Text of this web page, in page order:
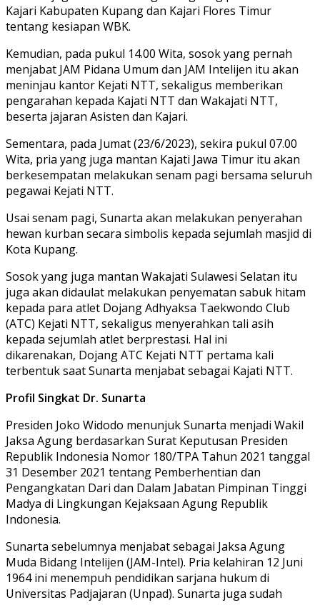
Kajari Kabupaten Kupang dan Kajari Flores Timur
tentang kesiapan WBK.
Kemudian, pada pukul 14.00 Wita, sosok yang pernah
menjabat JAM Pidana Umum dan JAM Intelijen itu akan
meninjau kantor Kejati NTT, sekaligus memberikan
pengarahan kepada Kajati NTT dan Wakajati NTT,
beserta jajaran Asisten dan Kajari.
Sementara, pada Jumat (23/6/2023), sekira pukul 07.00
Wita, pria yang juga mantan Kajati Jawa Timur itu akan
berkesempatan melakukan senam pagi bersama seluruh
pegawai Kejati NTT.
Usai senam pagi, Sunarta akan melakukan penyerahan
hewan kurban secara simbolis kepada sejumlah masjid di
Kota Kupang.
Sosok yang juga mantan Wakajati Sulawesi Selatan itu
juga akan didaulat melakukan penyematan sabuk hitam
kepada para atlet Dojang Adhyaksa Taekwondo Club
(ATC) Kejati NTT, sekaligus menyerahkan tali asih
kepada sejumlah atlet berprestasi. Hal ini
dikarenakan, Dojang ATC Kejati NTT pertama kali
terbentuk saat Sunarta menjabat sebagai Kajati NTT.
Profil Singkat Dr. Sunarta
Presiden Joko Widodo menunjuk Sunarta menjadi Wakil
Jaksa Agung berdasarkan Surat Keputusan Presiden
Republik Indonesia Nomor 180/TPA Tahun 2021 tanggal
31 Desember 2021 tentang Pemberhentian dan
Pengangkatan Dari dan Dalam Jabatan Pimpinan Tinggi
Madya di Lingkungan Kejaksaan Agung Republik
Indonesia.
Sunarta sebelumnya menjabat sebagai Jaksa Agung
Muda Bidang Intelijen (JAM-Intel). Pria kelahiran 12 Juni
1964 ini menempuh pendidikan sarjana hukum di
Universitas Padjajaran (Unpad). Sunarta juga sudah